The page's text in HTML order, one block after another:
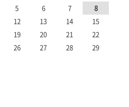
5 6 7
8
12 13 14
15
19 20 21
22
26 27 28
29